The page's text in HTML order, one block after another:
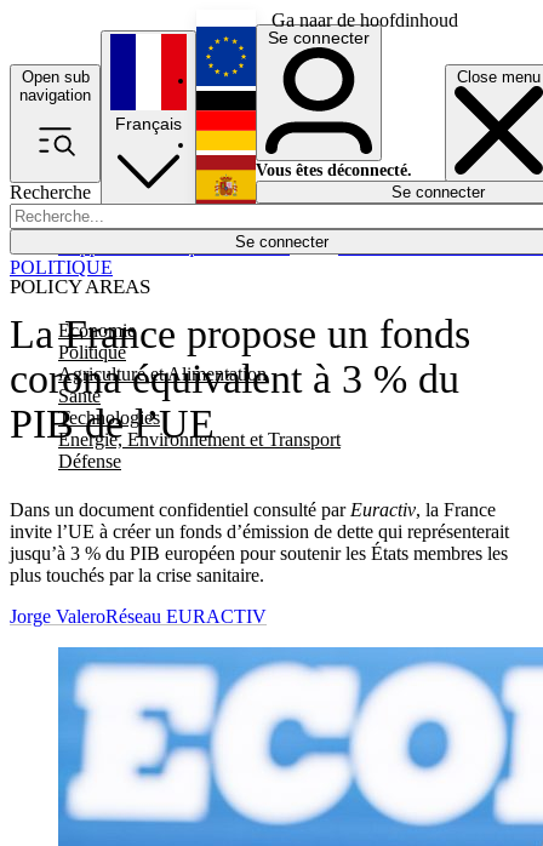
Ga naar de hoofdinhoud
Open sub
navigation
Close menu
Recherche
Se connecter
POLICY AREAS
Economie
Politique
Agriculture et Alimentation
Santé
Technologies
Energie, Environnement et Transport
Défense
Économie
Français
English
Deutsch
Español
Se connecter
Vous êtes déconnecté.
Se connecter
La France propose un fonds
corona équivalent à 3 % du
PIB de l’UE
Dans un document confidentiel consulté par Euractiv, la France
invite l’UE à créer un fonds d’émission de dette qui représenterait
jusqu’à 3 % du PIB européen pour soutenir les États membres les
plus touchés par la crise sanitaire.
POLITIQUE
Jorge ValeroRéseau EURACTIV